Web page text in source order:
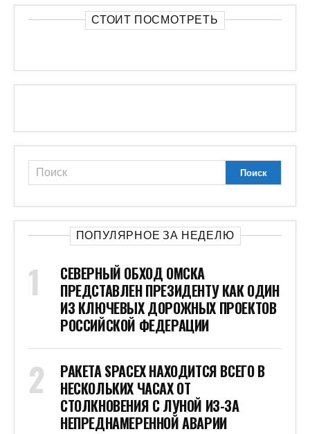
СТОИТ ПОСМОТРЕТЬ
ПОПУЛЯРНОЕ ЗА НЕДЕЛЮ
СЕВЕРНЫЙ ОБХОД ОМСКА
ПРЕДСТАВЛЕН ПРЕЗИДЕНТУ КАК ОДИН
ИЗ КЛЮЧЕВЫХ ДОРОЖНЫХ ПРОЕКТОВ
РОССИЙСКОЙ ФЕДЕРАЦИИ
РАКЕТА SPACEX НАХОДИТСЯ ВСЕГО В
НЕСКОЛЬКИХ ЧАСАХ ОТ
СТОЛКНОВЕНИЯ С ЛУНОЙ ИЗ-ЗА
НЕПРЕДНАМЕРЕННОЙ АВАРИИ